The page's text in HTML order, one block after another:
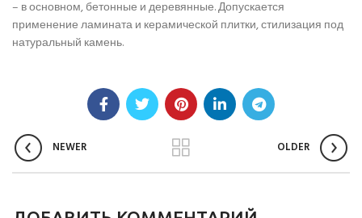
– в основном, бетонные и деревянные. Допускается
применение ламината и керамической плитки, стилизация под
натуральный камень.
NEWER OLDER